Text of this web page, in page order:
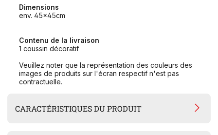
Dimensions
env. 45x45cm
Contenu de la livraison
1 coussin décoratif
Veuillez noter que la représentation des couleurs des
images de produits sur l'écran respectif n'est pas
contractuelle.
CARACTÉRISTIQUES DU PRODUIT